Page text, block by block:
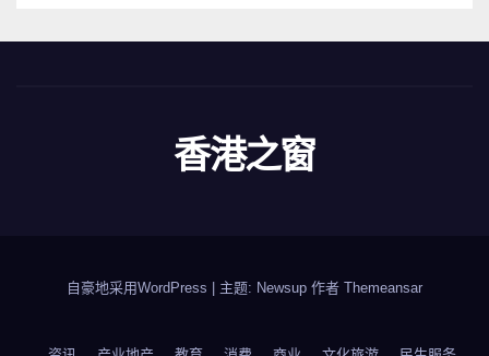
香港之窗
自豪地采用WordPress 主题: Newsup 作者 Themeansar